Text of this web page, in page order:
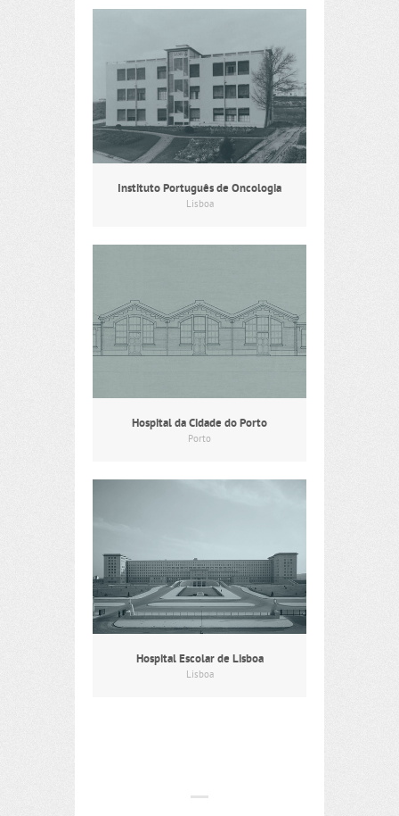
Instituto Português de Oncologia
Lisboa
Hospital da Cidade do Porto
Porto
Hospital Escolar de Lisboa
Lisboa